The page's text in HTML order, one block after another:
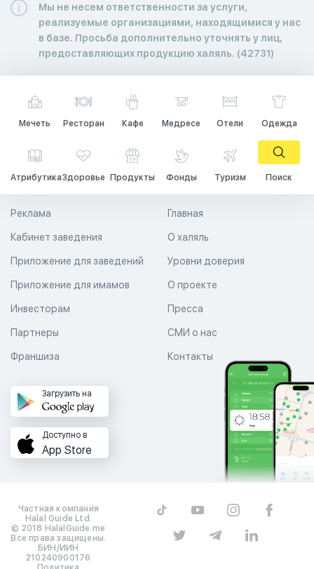
Мы не несем ответственности за услуги,
реализуемые организациями, находящимися у нас
в базе. Просьба дополнительно уточнять у лиц,
предоставляющих продукцию халяль. (42731)
Мечеть Ресторан Кафе Медресе Отели Одежда
АтрибутикаЗдоровье Продукты Фонды Туризм Поиск
Главная
О халяль
Уровни доверия
Реклама
Кабинет заведения
Приложение для заведений
Приложение для имамов О проекте
Пресса
СМИ о нас
Контакты
Инвесторам
Партнеры
Франшиза
Загрузить на
Доступно в
App Store
Частная компания
Halal Guide Ltd.
© 2018 HalalGuide.me
Все права защищены.
БИН/ИИН
210240900176